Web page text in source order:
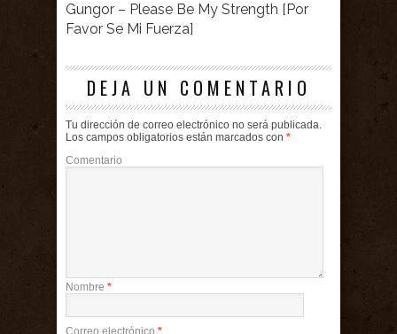
Gungor – Please Be My Strength [Por
Favor Se Mi Fuerza]
DEJA UN COMENTARIO
Tu dirección de correo electrónico no será publicada.
Los campos obligatorios están marcados con *
Comentario
Nombre *
Correo electrónico *